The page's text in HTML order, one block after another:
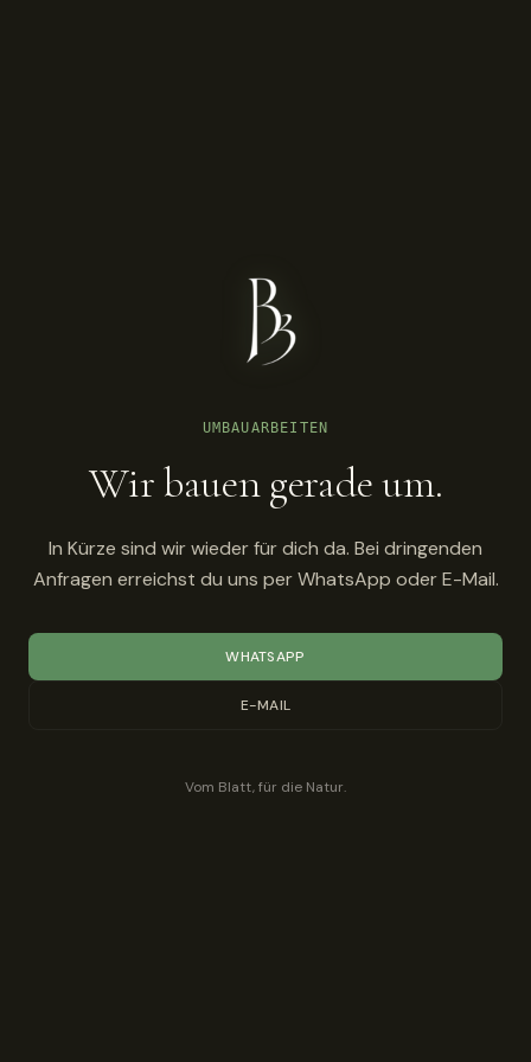
UMBAUARBEITEN
Wir bauen gerade um.
In Kürze sind wir wieder für dich da. Bei dringenden
Anfragen erreichst du uns per WhatsApp oder E-Mail.
WHATSAPP
E-MAIL
Vom Blatt, für die Natur.